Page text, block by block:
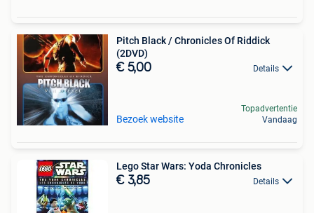
Pitch Black / Chronicles Of Riddick
(2DVD)
€ 5,00 Details
Bezoek website
Topadvertentie
Vandaag
Lego Star Wars: Yoda Chronicles
€ 3,85 Details